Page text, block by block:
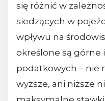
się różnić w
siedzących w
wpływu na
określone są górne
podatkowych – nie
wyższe, ani niższe